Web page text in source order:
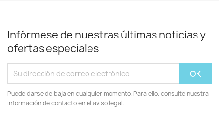
Infórmese de nuestras últimas noticias y
ofertas especiales
Puede darse de baja en cualquier momento. Para ello, consulte nuestra
información de contacto en el aviso legal.